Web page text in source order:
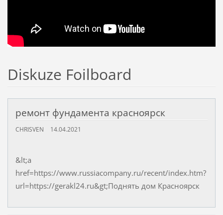
Diskuze Foilboard
ремонт фундамента красноярск
CHRISVEN 14.04.2021
&lt;a
href=https://www.russiacompany.ru/recent/index.htm?
url=https://gerakl24.ru&gt;Поднять дом Красноярск